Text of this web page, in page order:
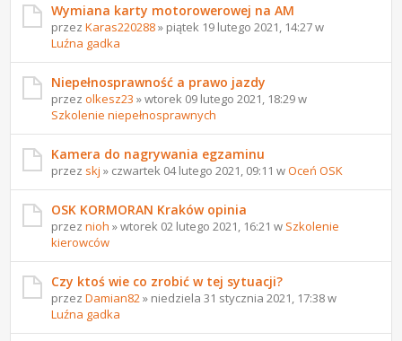
Wymiana karty motorowerowej na AM
przezKaras220288» piątek 19 lutego 2021, 14:27 w
Luźna gadka
Niepełnosprawność a prawo jazdy
przezolkesz23 » wtorek 09 lutego 2021, 18:29 w
Szkolenie niepełnosprawnych
Kamera do nagrywania egzaminu
przez skj » czwartek 04 lutego 2021, 09:11 wOceń OSK
OSK KORMORAN Kraków opinia
przeznioh » wtorek 02 lutego 2021, 16:21 w Szkolenie
kierowców
Czy ktoś wie co zrobić w tej sytuacji?
przezDamian82 » niedziela 31 stycznia 2021, 17:38 w
Luźna gadka